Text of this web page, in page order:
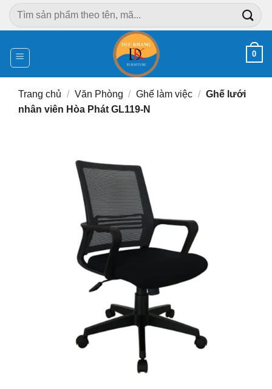
Chuyển
đến
dung
Tìm
kiếm:
0
Trang chủ / Văn Phòng / Ghế làm việc / Ghế lưới
nhân viên Hòa Phát GL119-N